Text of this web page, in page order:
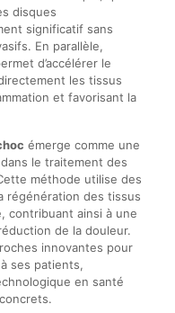
disques
significatif sans
En parallèle,
d’accélérer le
les tissus
et favorisant la
émerge comme une
le traitement des
méthode utilise des
régénération des tissus
contribuant ainsi à une
de la douleur.
innovantes pour
ses patients,
en santé